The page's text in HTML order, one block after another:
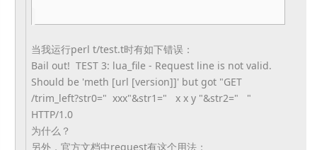
当我运行perl t/test.t时有如下错误：
Bail out! TEST 3: lua_file - Request line is not valid.
Should be 'meth [url [version]]' but got "GET
/trim_left?str0=" xxx"&str1=" x x y "&str2=" "
HTTP/1.0
为什么？
另外，官方文档中request有这个用法：